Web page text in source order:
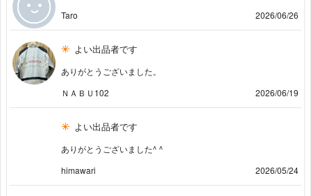
Taro 2026/06/26
よい出品者です
ありがとうございました。
ＮＡＢＵ102
2026/06/19
よい出品者です
ありがとうございました^ ^
himawari
2026/05/24